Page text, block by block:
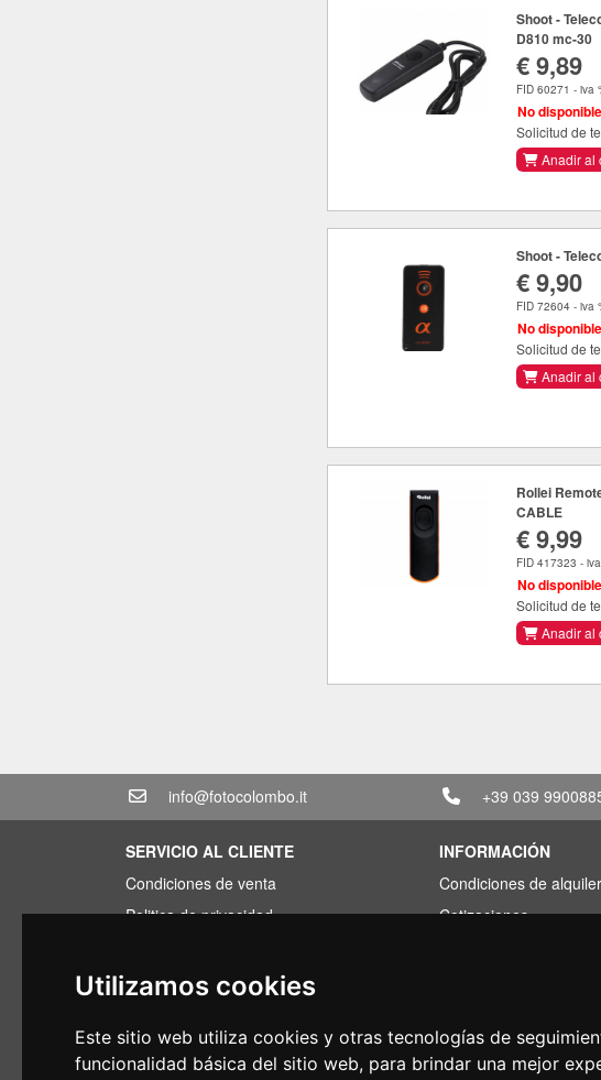
Utilizamos cookies
Este sitio web utiliza cookies y otras tecnologías de
funcionalidad básica del sitio web, para brindar una mejor
Shoot -
D810 mc-30
€ 9,89
FID 60271 - iva
No
Solicitud de
Anadir al
Shoot -
€ 9,90
FID 72604 - iva
No
Solicitud de
Anadir al
Rollei
CABLE
€ 9,99
FID 417323 -
No
Solicitud de
Anadir al
info@fotocolombo.it +39 039
SERVICIO AL CLIENTE
Condiciones de venta
Politica de privacidad
Condiciones de garantia
Derecho a retirada
Condiciones de IVA
INFORMACIÓN
Condiciones de alquiler
Cotizaciones
Uso